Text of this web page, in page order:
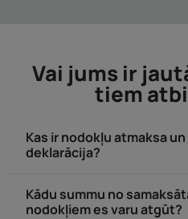
Vai jums ir
tiem
Kas ir nodokļu atmaksa
deklarācija?
Kādu summu no
nodokļiem es varu atgūt?